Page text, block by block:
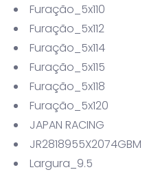
Furação_5x110
Furação_5x112
Furação_5x114
Furação_5x115
Furação_5x118
Furação_5x120
JAPAN RACING
JR2818955X2074GBM
Largura_9.5